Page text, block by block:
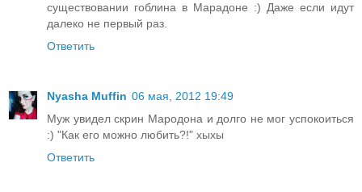
существовании гоблина в Марадоне :) Даже если идут
далеко не первый раз.
Ответить
Nyasha Muffin 06 мая, 2012 19:49
Муж увидел скрин Мародона и долго не мог успокоиться
:) "Как его можно любить?!" хыхы
Ответить